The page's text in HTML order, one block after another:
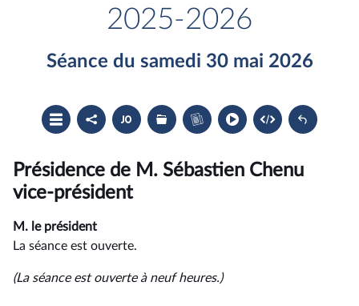
2025-2026
Séance du samedi 30 mai 2026
Ouvrir
le
sommaire
Partager
le
compte
Accéder
au
document
du
compte
rendu
Les
dossiers
législatifs
Accéder
au
cahier
Présidence de M. Sébastien Chenu
vice-président
M. le président
La séance est ouverte.
(La séance est ouverte à neuf heures.)